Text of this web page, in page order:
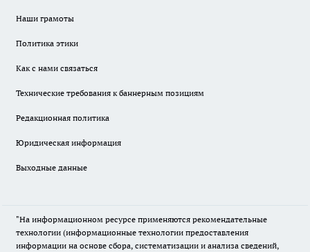
Наши грамоты
Политика этики
Как с нами связаться
Технические требования к баннерным позициям
Редакционная политика
Юридическая информация
Выходные данные
"На информационном ресурсе применяются рекомендательные
технологии (информационные технологии предоставления
информации на основе сбора, систематизации и анализа сведений,